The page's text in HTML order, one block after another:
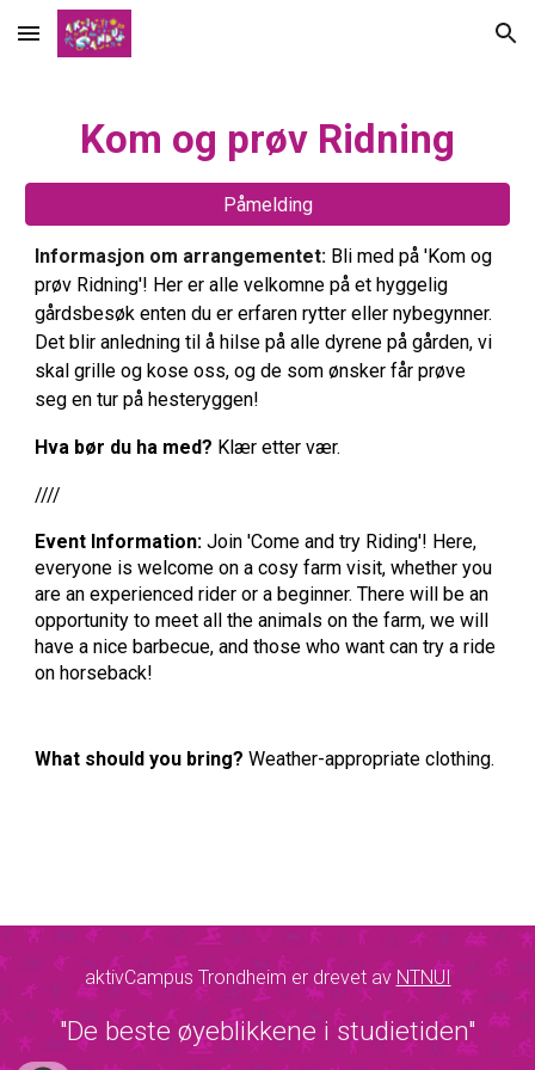
Skip to main content Skip to navigation
Kom og prøv Ridning
Påmelding
Informasjon om arrangementet: Bli med på 'Kom og
prøv Ridning'! Her er alle velkomne på et hyggelig
gårdsbesøk enten du er erfaren rytter eller nybegynner.
Det blir anledning til å hilse på alle dyrene på gården, vi
skal grille og kose oss, og de som ønsker får prøve
seg en tur på hesteryggen!
Hva bør du ha med? Klær etter vær.
////
Event Information: Join 'Come and try Riding'! Here,
everyone is welcome on a cosy farm visit, whether you
are an experienced rider or a beginner. There will be an
opportunity to meet all the animals on the farm, we will
have a nice barbecue, and those who want can try a ride
on horseback!
What should you bring?Weather-appropriate clothing.
aktivCampus Trondheim er drevet av NTNUI
"De beste øyeblikkene i studietiden"